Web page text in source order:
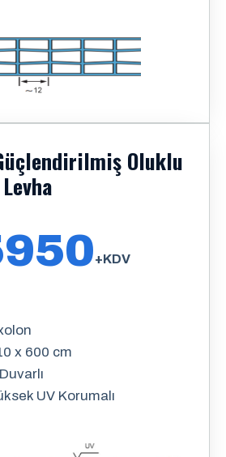
Oluklu
+KDV
x 600 cm
UV Korumalı